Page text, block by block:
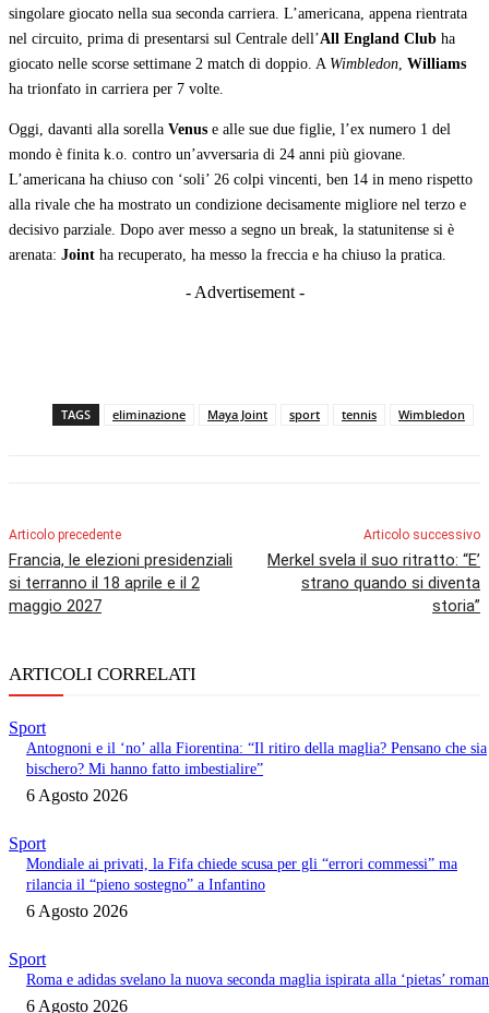
singolare giocato nella sua seconda carriera. L’americana, appena rientrata
nel circuito, prima di presentarsi sul Centrale dell’All England Club ha
giocato nelle scorse settimane 2 match di doppio. A Wimbledon, Williams
ha trionfato in carriera per 7 volte.
Oggi, davanti alla sorella Venus e alle sue due figlie, l’ex numero 1 del
mondo è finita k.o. contro un’avversaria di 24 anni più giovane.
L’americana ha chiuso con ‘soli’ 26 colpi vincenti, ben 14 in meno rispetto
alla rivale che ha mostrato un condizione decisamente migliore nel terzo e
decisivo parziale. Dopo aver messo a segno un break, la statunitense si è
arenata: Joint ha recuperato, ha messo la freccia e ha chiuso la pratica.
- Advertisement -
TAGS eliminazione Maya Joint sport tennis Wimbledon
Articolo precedente
Francia, le elezioni presidenziali
si terranno il 18 aprile e il 2
maggio 2027
Articolo successivo
Merkel svela il suo ritratto: “E’
strano quando si diventa
storia”
ARTICOLI CORRELATI
Sport
Antognoni e il ‘no’ alla Fiorentina: “Il ritiro della maglia? Pensano che sia
bischero? Mi hanno fatto imbestialire”
6 Agosto 2026
Sport
Mondiale ai privati, la Fifa chiede scusa per gli “errori commessi” ma
rilancia il “pieno sostegno” a Infantino
6 Agosto 2026
Sport
Roma e adidas svelano la nuova seconda maglia ispirata alla ‘pietas’
6 Agosto 2026